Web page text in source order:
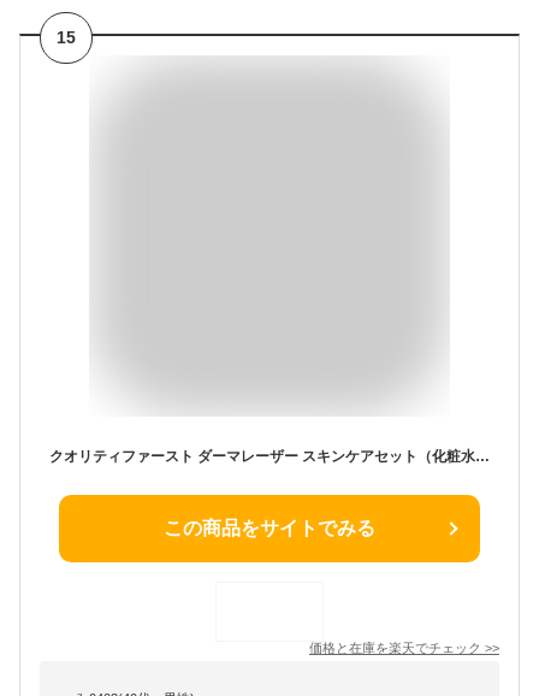
15
クオリティファースト ダーマレーザー スキンケアセット（化粧水） さっぱり しっとり 美容液 高濃度 毛穴 保湿 乾燥肌 防腐剤不使用 日本製＜QUALITY 1st／クオリティファースト＞【正規品】【ギフト対応可】 母の日
この商品をサイトでみる
価格と在庫を楽天でチェック >>